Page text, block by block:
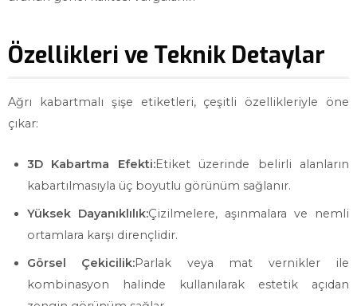
Özellikleri ve Teknik Detaylar
Ağrı kabartmalı şişe etiketleri, çeşitli özellikleriyle öne
çıkar:
3D Kabartma Efekti:Etiket üzerinde belirli alanların
kabartılmasıyla üç boyutlu görünüm sağlanır.
Yüksek Dayanıklılık:Çizilmelere, aşınmalara ve nemli
ortamlara karşı dirençlidir.
Görsel Çekicilik:Parlak veya mat vernikler ile
kombinasyon halinde kullanılarak estetik açıdan